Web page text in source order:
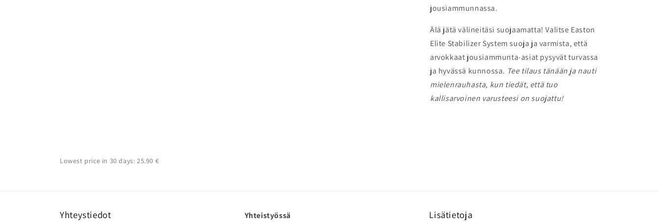
jousiammunnassa.
Älä jätä välineitäsi suojaamatta! Valitse Easton
Elite Stabilizer System suoja ja varmista, että
arvokkaat jousiammunta-asiat pysyvät turvassa
ja hyvässä kunnossa. Tee tilaus tänään ja nauti
mielenrauhasta, kun tiedät, että tuo
kallisarvoinen varusteesi on suojattu!
Lowest price in 30 days: 25.90 €
Yhteystiedot Yhteistyössä Lisätietoja